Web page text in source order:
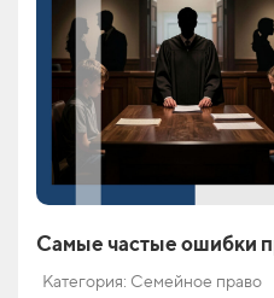
Самые частые ошибки
Категория: Семейное право